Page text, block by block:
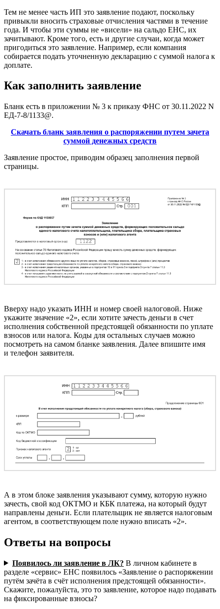
Тем не менее часть ИП это заявление подают, поскольку
привыкли вносить страховые отчисления частями в течение
года. И чтобы эти суммы не «висели» на сальдо ЕНС, их
зачитывают. Кроме того, есть и другие случаи, когда может
пригодиться это заявление. Например, если компания
собирается подать уточненную декларацию с суммой налога к
доплате.
Как заполнить заявление
Бланк есть в приложении № 3 к приказу ФНС от 30.11.2022 N
ЕД-7-8/1133@.
Скачать бланк заявления о распоряжении путем зачета
суммой денежных средств
Заявление простое, приводим образец заполнения первой
страницы.
Вверху надо указать ИНН и номер своей налоговой. Ниже
укажите значение «2», если хотите зачесть деньги в счет
исполнения собственной предстоящей обязанности по уплате
взносов или налога. Коды для остальных случаев можно
посмотреть на самом бланке заявления. Далее впишите имя
и телефон заявителя.
А в этом блоке заявления указывают сумму, которую нужно
зачесть, свой код ОКТМО и КБК платежа, на который будут
направлены деньги. Если плательщик не является налоговым
агентом, в соответствующем поле нужно вписать «2».
Ответы на вопросы
Появилось ли заявление в ЛК? В личном кабинете в
разделе «сервис» ЕНС появилось «Заявление о распоряжении
путём зачёта в счёт исполнения предстоящей обязанности».
Скажите, пожалуйста, это то заявление, которое надо подавать
на фиксированные взносы?